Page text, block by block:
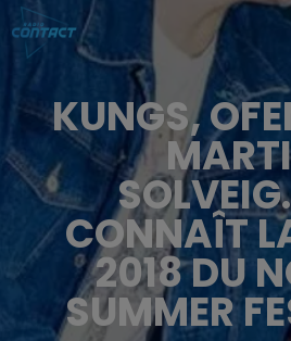
KUNGS,
CONNAÎT
2018 DU
SUMMER